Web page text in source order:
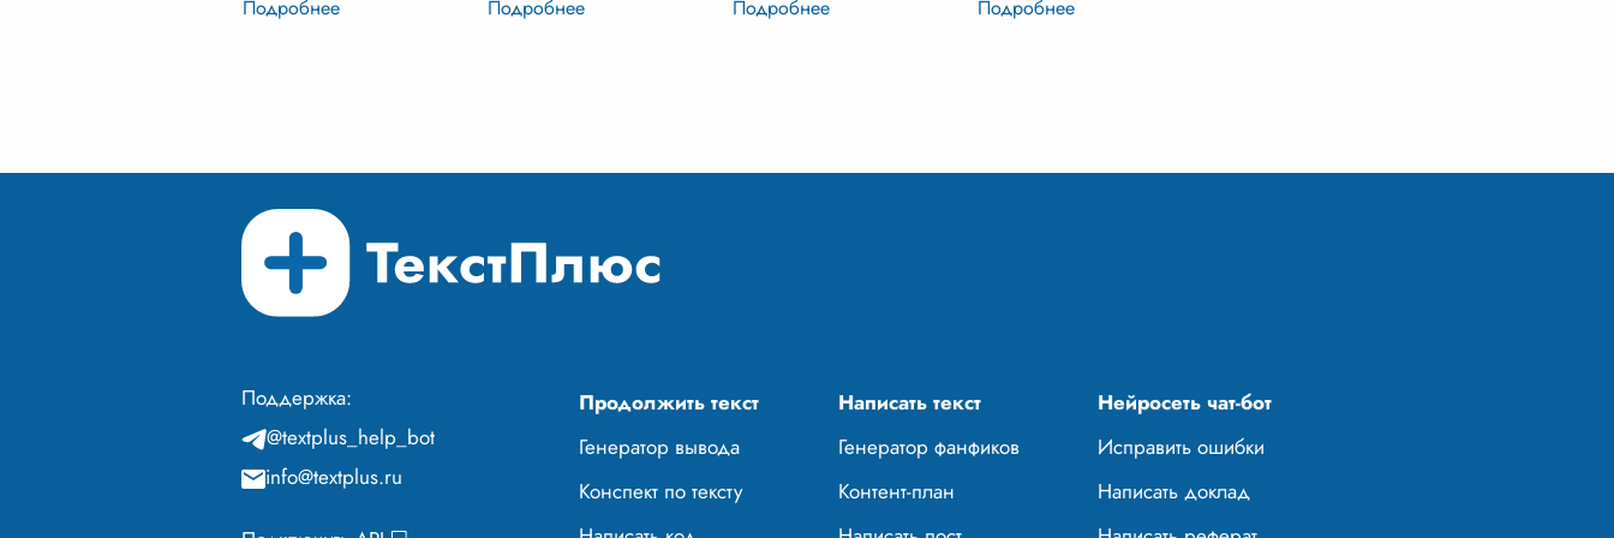
сформировавшуюся в постоянном движении, организации или гостили у бабушек в
Поддержка:
@textplus_help_bot
info@textplus.ru
Продолжить текст Написать текст
Нейросеть чат-бот
Генератор вывода
Генератор фанфиков
Исправить ошибки
Конспект по тексту
Контент-план
Написать доклад